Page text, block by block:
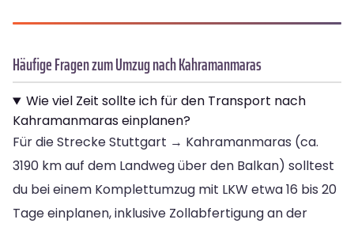
Häufige Fragen zum Umzug nach Kahramanmaras
Wie viel Zeit sollte ich für den Transport nach
Kahramanmaras einplanen?
Für die Strecke Stuttgart → Kahramanmaras (ca.
3190 km auf dem Landweg über den Balkan) solltest
du bei einem Komplettumzug mit LKW etwa 16 bis 20
Tage einplanen, inklusive Zollabfertigung an der